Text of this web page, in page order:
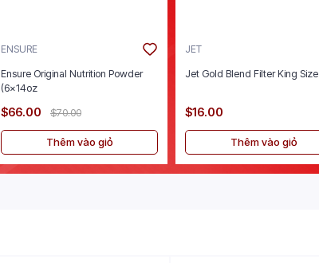
ENSURE
Ensure Original Nutrition Powder
(6x14oz
$66.00 $70.00
Thêm vào giỏ
JET
Jet Gold Blend Filter King Size
$16.00
Thêm vào giỏ